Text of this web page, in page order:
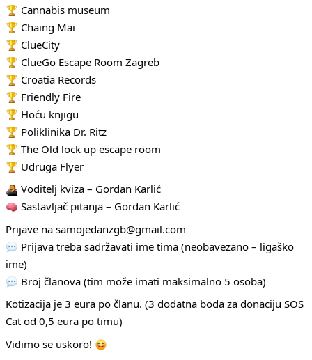
Cannabis museum
Chaing Mai
ClueCity
ClueGo Escape Room Zagreb
Croatia Records
Friendly Fire
Hoću knjigu
Poliklinika Dr. Ritz
The Old lock up escape room
Udruga Flyer
Voditelj kviza – Gordan Karlić
Sastavljač pitanja – Gordan Karlić
Prijave na samojedanzgb@gmail.com
Prijava treba sadržavati ime tima (neobavezano – ligaško
ime)
Broj članova (tim može imati maksimalno 5 osoba)
Kotizacija je 3 eura po članu. (3 dodatna boda za donaciju SOS
Cat od 0,5 eura po timu)
Vidimo se uskoro!